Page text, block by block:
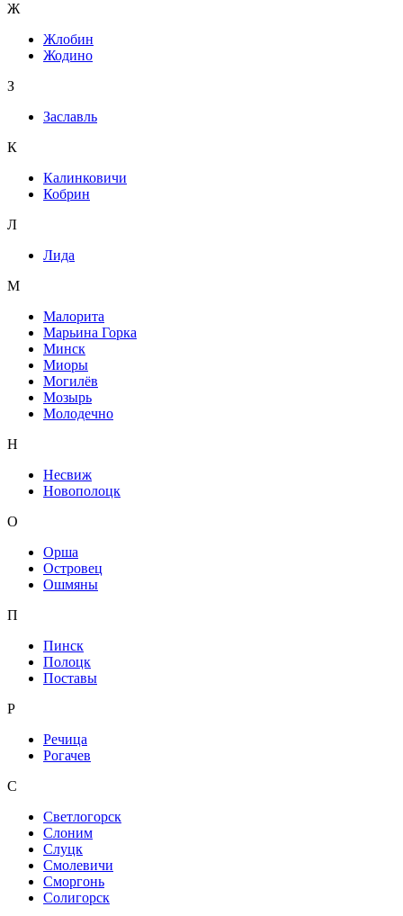
Ж
Жлобин
Жодино
З
Заславль
К
Калинковичи
Кобрин
Л
Лида
М
Малорита
Марьина Горка
Минск
Миоры
Могилёв
Мозырь
Молодечно
Н
Несвиж
Новополоцк
О
Орша
Островец
Ошмяны
П
Пинск
Полоцк
Поставы
Р
Речица
Рогачев
С
Светлогорск
Слоним
Слуцк
Смолевичи
Сморгонь
Солигорск